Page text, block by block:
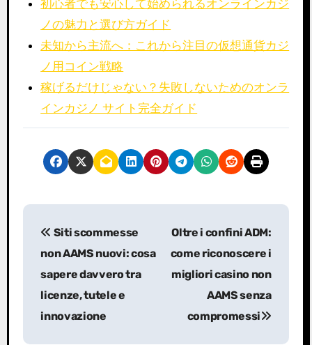
初心者でも安心して始められるオンラインカジ
ノの魅力と選び方ガイド
未知から主流へ：これから注目の仮想通貨カジ
ノ用コイン戦略
稼げるだけじゃない？失敗しないためのオンラ
インカジノ サイト完全ガイド
P
Siti scommesse
non AAMS nuovi: cosa
sapere davvero tra
licenze, tutele e
innovazione
Oltre i confini ADM:
come riconoscere i
migliori casino non
AAMS senza
compromessi